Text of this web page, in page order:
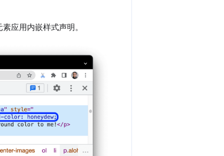
应用内嵌样式声明。